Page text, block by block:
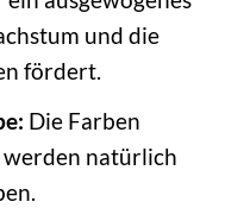
und die
fördert.
Die Farben
natürlich